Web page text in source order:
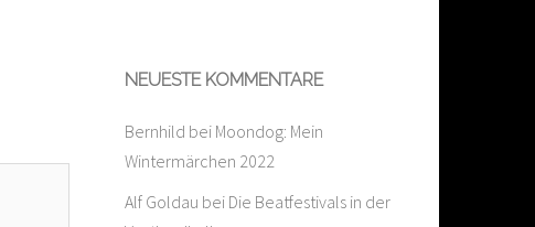
NEUESTE KOMMENTARE
Bernhild bei Moondog: Mein
Wintermärchen 2022
Alf Goldau bei Die Beatfestivals in der